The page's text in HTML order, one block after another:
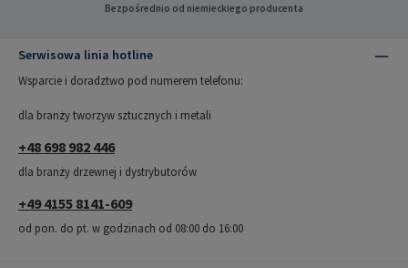
Bezpośrednio od niemieckiego producenta
Serwisowa linia hotline
Wsparcie i doradztwo pod numerem telefonu:
dla branży tworzyw sztucznych i metali
+48 698 982 446
dla branży drzewnej i dystrybutorów
+49 4155 8141-609
od pon. do pt. w godzinach od 08:00 do 16:00